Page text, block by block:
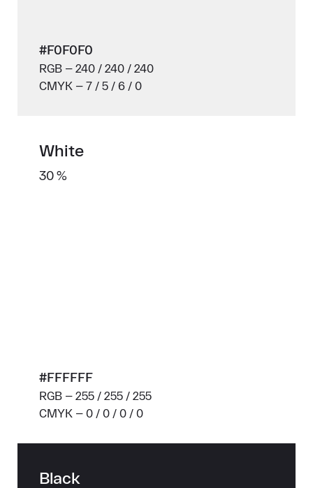
#F0F0F0
RGB — 240 / 240 / 240
CMYK — 7 / 5 / 6 / 0
White
30 %
#FFFFFF
RGB — 255 / 255 / 255
CMYK — 0 / 0 / 0 / 0
Black